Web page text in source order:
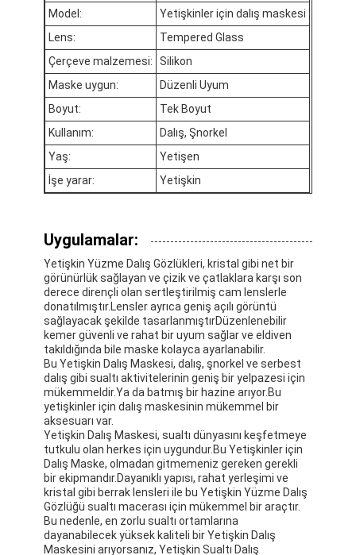
Evde
Ürün
videolar
Model:
Yetişkinler için dalış maskesi
Lens:
Tempered Glass
Çerçeve malzemesi:
Silikon
Maske uygun:
Düzenli Uyum
Boyut:
Tek Boyut
Kullanım:
Dalış, Şnorkel
Yaş:
Yetişen
İşe yarar:
Yetişkin
Uygulamalar:
Yetişkin Yüzme Dalış Gözlükleri, kristal gibi net bir
görünürlük sağlayan ve çizik ve çatlaklara karşı son
derece dirençli olan sertleştirilmiş cam lenslerle
donatılmıştır.Lensler ayrıca geniş açılı görüntü
sağlayacak şekilde tasarlanmıştırDüzenlenebilir
kemer güvenli ve rahat bir uyum sağlar ve eldiven
takıldığında bile maske kolayca ayarlanabilir.
Bu Yetişkin Dalış Maskesi, dalış, şnorkel ve serbest
dalış gibi sualtı aktivitelerinin geniş bir yelpazesi için
mükemmeldir.Ya da batmış bir hazine arıyor.Bu
yetişkinler için dalış maskesinin mükemmel bir
aksesuarı var.
Yetişkin Dalış Maskesi, sualtı dünyasını keşfetmeye
tutkulu olan herkes için uygundur.Bu Yetişkinler için
Dalış Maske, olmadan gitmemeniz gereken gerekli
bir ekipmandır.Dayanıklı yapısı, rahat yerleşimi ve
kristal gibi berrak lensleri ile bu Yetişkin Yüzme Dalış
Gözlüğü sualtı macerası için mükemmel bir araçtır.
Bu nedenle, en zorlu sualtı ortamlarına
dayanabilecek yüksek kaliteli bir Yetişkin Dalış
Maskesini arıyorsanız, Yetişkin Sualtı Dalış